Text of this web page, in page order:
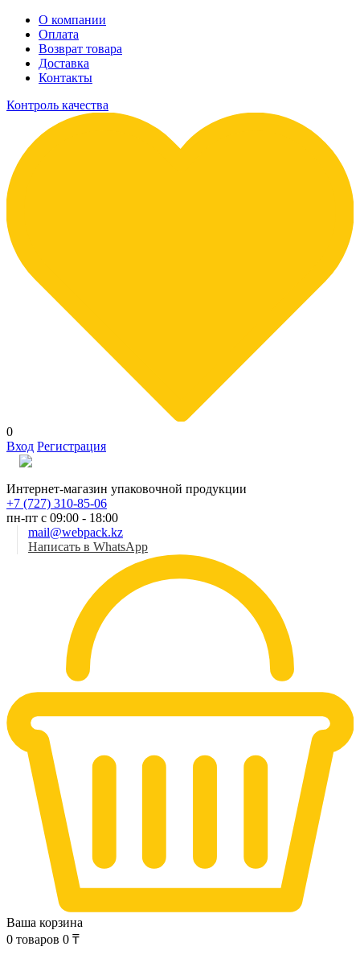
О компании
Оплата
Возврат товара
Доставка
Контакты
Контроль качества
0
Вход Регистрация
Интернет-магазин упаковочной продукции
+7 (727) 310-85-06
пн-пт с 09:00 - 18:00
mail@webpack.kz
Написать в WhatsApp
Ваша корзина
0 товаров 0 ₸